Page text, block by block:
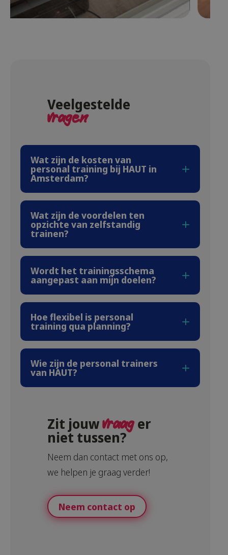
Veelgestelde
vragen
Wat zijn de kosten van
personal training bij HAUT in
Amsterdam?
Wat zijn de voordelen ten
opzichte van zelfstandig
trainen?
Wordt het trainingsschema
aangepast aan mijn doelen?
Hoe flexibel is personal
training qua planning?
Wie zijn de personal trainers
van HAUT?
Zit jouwvraager
niet tussen?
Neem dan contact met ons op,
we helpen je graag verder!
Neem contact op